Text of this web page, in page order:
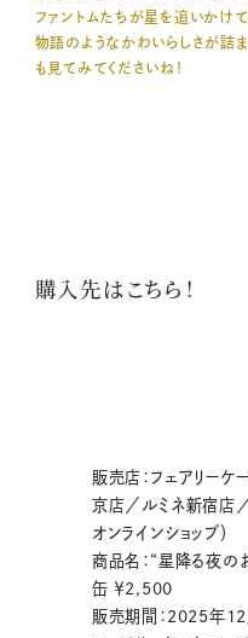
ファントムたちが星を追いかけ
物語のようなかわいらしさが詰
も見てみてくださいね！
購入先はこちら！
販売店：フェアリーケ
京店／ルミネ新宿店
オンラインショップ）
商品名： “星降る夜の
缶 ￥2,500
販売期間：2025年12